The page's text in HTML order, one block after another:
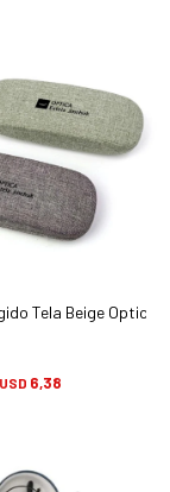
- Accesorios
Tela Beige Optica
USD 6,38